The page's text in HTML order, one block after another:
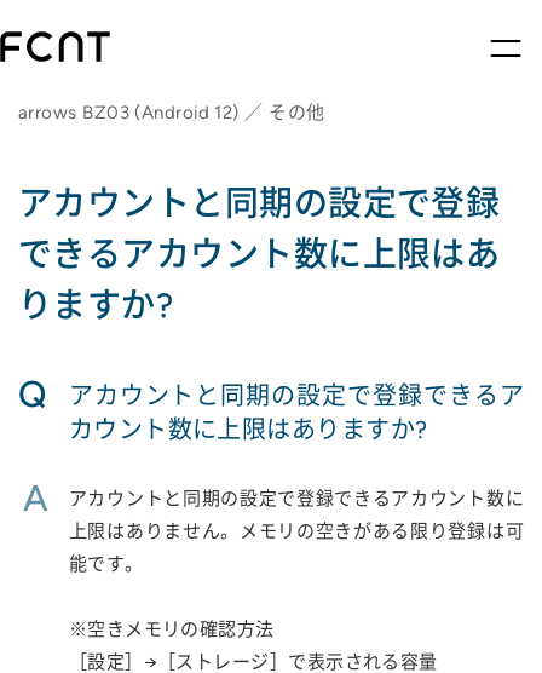
arrows BZ03 (Android 12) ／ その他
アカウントと同期の設定で登録
できるアカウント数に上限はあ
りますか?
Q
アカウントと同期の設定で登録できるア
カウント数に上限はありますか?
A
アカウントと同期の設定で登録できるアカウント数に
上限はありません。メモリの空きがある限り登録は可
能です。
※空きメモリの確認方法
［設定］→［ストレージ］で表示される容量